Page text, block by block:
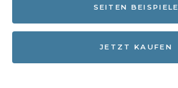
SEITEN BEISPIELE
JETZT KAUFEN